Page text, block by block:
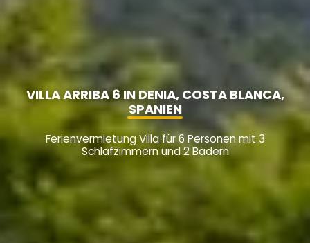
VILLA ARRIBA 6 IN DENIA, COSTA BLANCA,
SPANIEN
Ferienvermietung Villa für 6 Personen mit 3
Schlafzimmern und 2 Bädern